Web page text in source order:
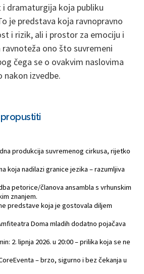
dramaturgija koja publiku
je predstava koja ravnopravno
i rizik, ali i prostor za emociju i
ono što suvremeni
čega se o ovakvim naslovima
nakon izvedbe.
produkcija suvremenog cirkusa, rijetko
koja nadilazi granice jezika – razumljiva
petorice/članova ansambla s vrhunskim
znanjem.
predstave koja je gostovala diljem
Doma mladih dodatno pojačava
2. lipnja 2026. u 20:00 – prilika koja se ne
– brzo, sigurno i bez čekanja u